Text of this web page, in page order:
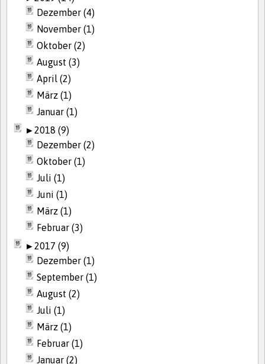
Dezember (4)
November (1)
Oktober (2)
August (3)
April (2)
März (1)
Januar (1)
►2018 (9)
Dezember (2)
Oktober (1)
Juli (1)
Juni (1)
März (1)
Februar (3)
►2017 (9)
Dezember (1)
September (1)
August (2)
Juli (1)
März (1)
Februar (1)
Januar (2)